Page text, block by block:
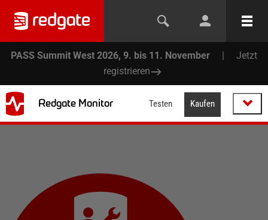
PASS Summit West 2026, 9. bis 11. November |
Jetzt
registrieren
Redgate Monitor Testen Kaufen